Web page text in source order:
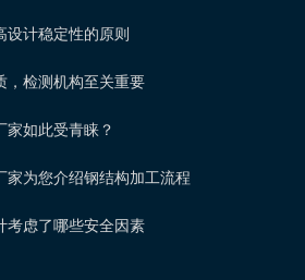
设计稳定性的原则
，检测机构至关重要
家如此受青睐？
家为您介绍钢结构加工流程
考虑了哪些安全因素